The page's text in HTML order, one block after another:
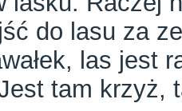
do lasu za
las jest
tam krzyż,